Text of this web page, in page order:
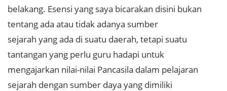
belakang. Esensi yang saya bicarakan disini bukan
tentang ada atau tidak adanya sumber
sejarah yang ada di suatu daerah, tetapi suatu
tantangan yang perlu guru hadapi untuk
mengajarkan nilai-nilai Pancasila dalam pelajaran
sejarah dengan sumber daya yang dimiliki